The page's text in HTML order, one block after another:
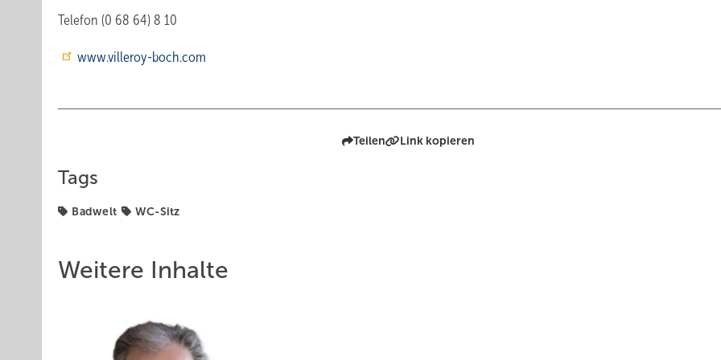
Telefon (0 68 64) 8 10
www.villeroy-boch.com
Teilen Link kopieren
Tags
Badwelt WC-Sitz
Weitere Inhalte